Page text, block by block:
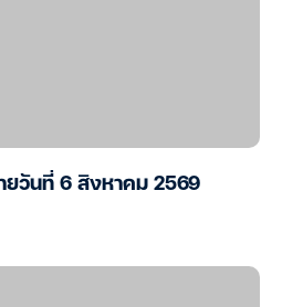
ยวันที่ 6 สิงหาคม 2569